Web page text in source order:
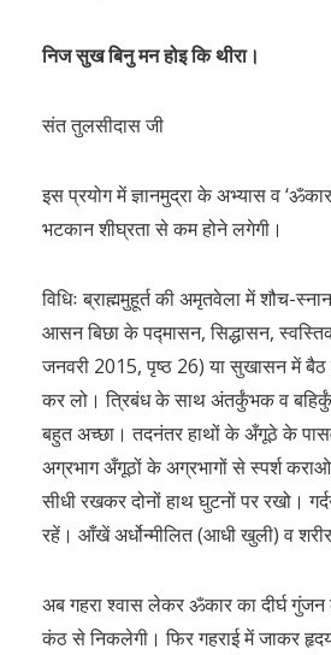
निज सुख बिनु मन होइ कि थीरा।
संत तुलसीदास जी
इस प्रयोग में ज्ञानमुद्रा के अभ्यास व
भटकान शीघ्रता से कम होने लगेगी।
विधिः ब्राह्ममुहूर्त की अमृतवेला में शौच-
आसन बिछा के पद्मासन, सिद्धासन,
जनवरी 2015, पृष्ठ 26) या सुखासन में
कर लो। त्रिबंध के साथ अंतर्कुंभक व
बहुत अच्छा। तदनंतर हाथों के अँगूठे के
अग्रभाग अँगूठों के अग्रभागों से स्पर्श
सीधी रखकर दोनों हाथ घुटनों पर रखो।
रहें। आँखें अर्धोन्मीलित (आधी खुली) व
अब गहरा श्वास लेकर ॐकार का दीर्घ गुंजन
कंठ से निकलेगी। फिर गहराई में जाकर